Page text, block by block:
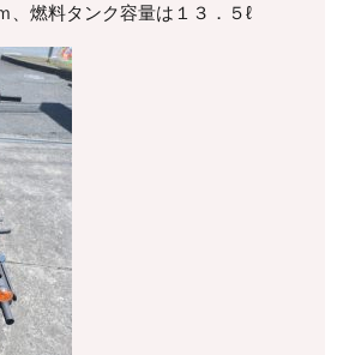
、燃料タンク容量は１３．５ℓ